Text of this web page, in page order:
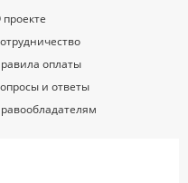
оплаты
и ответы